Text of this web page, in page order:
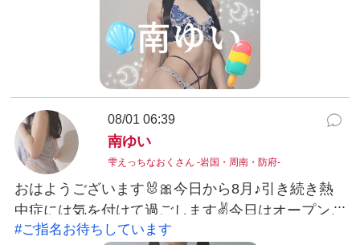
08/01 06:39
南ゆい
雫えっちなおくさん -岩国・周南・防府-
おはようございます🐰🎀今日から8月♪引き続き熱
中症には気を付けて過ごします✌今日はオープンよ
り出勤するのでたくさんのリピーター様とお会い
#ご指名お待ちしています